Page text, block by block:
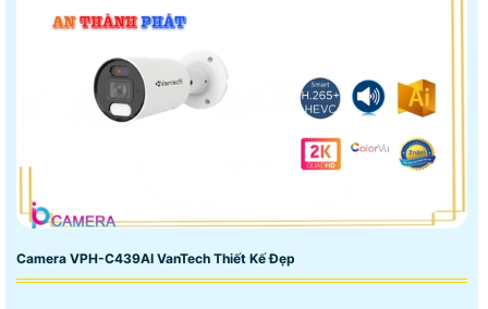
Camera VPH-C439AI VanTech Thiết Kế Đẹp